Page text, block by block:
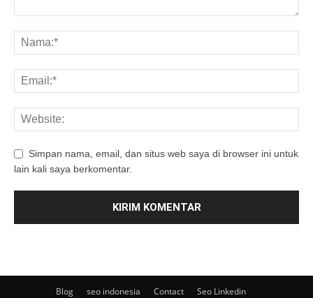
Simpan nama, email, dan situs web saya di browser ini untuk
lain kali saya berkomentar.
Blog seo indonesia Contact
Seo Linkedin